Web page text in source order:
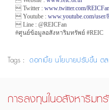
 Twitter : www.twitter.com/
 Youtube : www.youtube.com/user/
 Line : @REICFan
#ศูนย์ข้อมูลอสังหาริมทรัพย์ #REIC
Tags : ดอกเบี้ย นโยบายปรับขึ้น ต
การลงทุนในอสังหาริม